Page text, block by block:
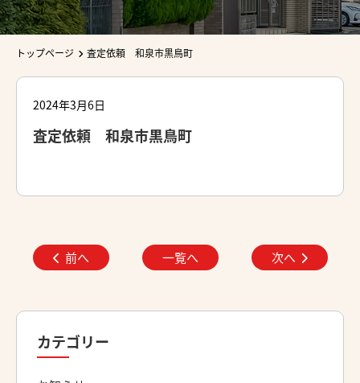
トップページ 査定依頼 和泉市黒鳥町
2024年3月6日
査定依頼 和泉市黒鳥町
前へ 一覧へ 次へ
カテゴリー